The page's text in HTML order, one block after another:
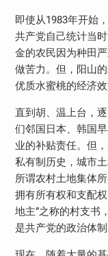
即使从1983年开始
共产党自己统计当
金的农民因为种田
做苦力。但，阳山
优质水蜜桃的经济
直到胡、温上台，
们邻国日本、韩国
业的补贴责任。但
私有制历史，城市
所谓农村土地集体
拥有所有权和支配
地主”之称的村支书
是共产党的政治体制